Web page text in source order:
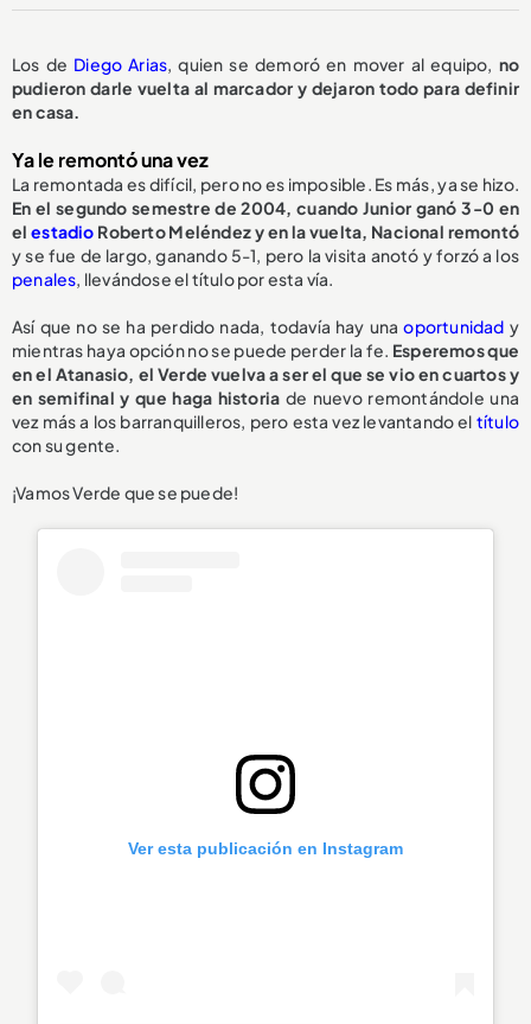
Los de Diego Arias, quien se demoró en mover al equipo, no
pudieron darle vuelta al marcador y dejaron todo para definir
en casa.
Ya le remontó una vez
La remontada es difícil, pero no es imposible. Es más, ya se hizo.
En el segundo semestre de 2004, cuando Junior ganó 3-0 en
elestadio Roberto Meléndez y en la vuelta, Nacional remontó
y se fue de largo, ganando 5-1, pero la visita anotó y forzó a los
penales, llevándose el título por esta vía.
Así que no se ha perdido nada, todavía hay unaoportunidad y
mientras haya opción no se puede perder la fe. Esperemos que
en el Atanasio, el Verde vuelva a ser el que se vio en cuartos y
en semifinal y que haga historia de nuevo remontándole una
vez más a los barranquilleros, pero esta vez levantando el título
con su gente.
¡Vamos Verde que se puede!
Ver esta publicación en Instagram